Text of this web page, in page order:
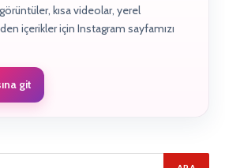
kısa videolar, yerel
içerikler için Instagram sayfamızı
git